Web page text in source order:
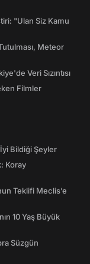
"Ulan Siz Kamu
Meteor
Veri Sızıntısı
Filmler
Bildiği Şeyler
Koray
Teklifi Meclis’e
10 Yaş Büyük
Süzgün